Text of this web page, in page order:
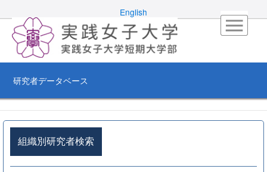
English
研究者データベース
組織別研究者検索